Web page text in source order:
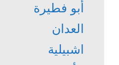
أبو فطيرة
العدان
اشبيلية